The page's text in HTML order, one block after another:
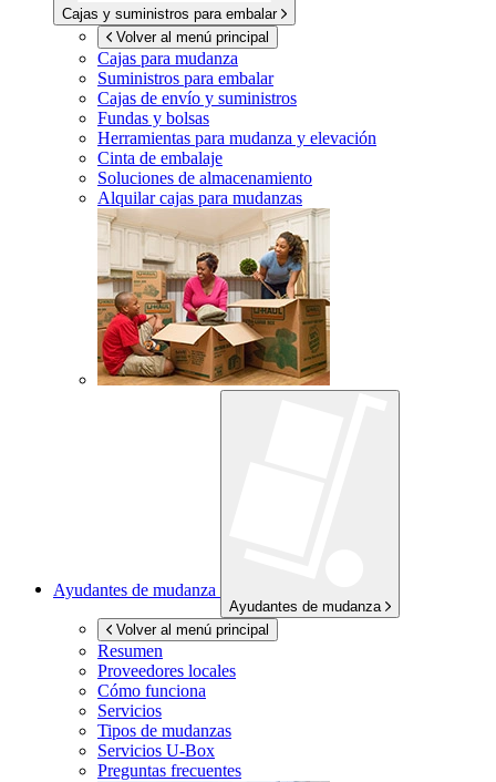
Cajas y suministros para embalar
Volver al menú principal
Cajas para mudanza
Suministros para embalar
Cajas de envío y suministros
Fundas y bolsas
Herramientas para mudanza y elevación
Cinta de embalaje
Soluciones de almacenamiento
Alquilar cajas para mudanzas
Ayudantes de mudanza
Ayudantes de mudanza
Volver al menú principal
Resumen
Proveedores locales
Cómo funciona
Servicios
Tipos de mudanzas
Servicios U-Box
Preguntas frecuentes